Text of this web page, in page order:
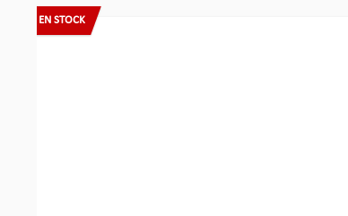
Omitir la galería de productos
EN STOCK